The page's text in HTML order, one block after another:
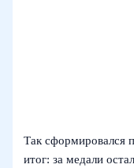
Так сформировался
итог: за медали